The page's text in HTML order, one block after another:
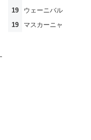
19
ウェーニバル
19
マスカーニャ